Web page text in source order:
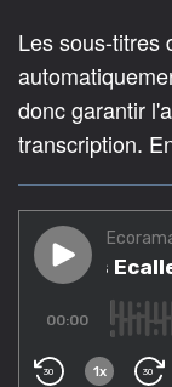
Les sous-titres
donc garantir
transcription.